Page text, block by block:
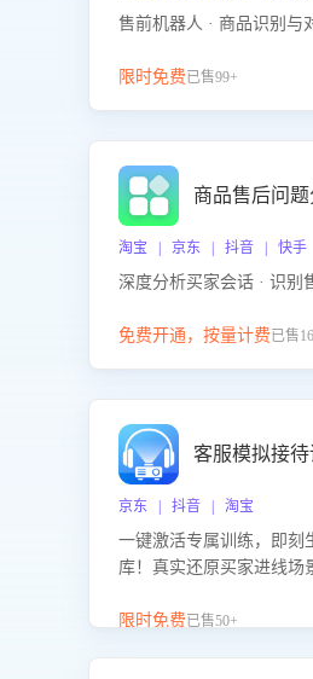
售前机器人 · 商品识别与
限时免费已售99+
商品售后问
淘宝 | 京东 | 抖音 | 快手
深度分析买家会话 · 识别
免费开通，按量计费已售
客服模拟接
京东 | 抖音 | 淘宝
一键激活专属训练，即刻
库！真实还原买家进线场
升客服售前转化率。点击
限时免费已售50+